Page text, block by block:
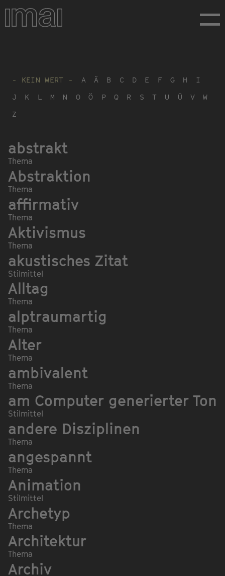
Direkt
zum
Inhalt
- KEIN WERT - A Ä B C D E F G H
I
J
K L M N O Ö P Q R S T U Ü V
W
Z
abstrakt
Thema
Abstraktion
Thema
affirmativ
Thema
Aktivismus
Thema
akustisches Zitat
Stilmittel
Alltag
Thema
alptraumartig
Thema
Alter
Thema
ambivalent
Thema
am Computer generierter Ton
Stilmittel
andere Disziplinen
Thema
angespannt
Thema
Animation
Stilmittel
Archetyp
Thema
Architektur
Thema
Archiv